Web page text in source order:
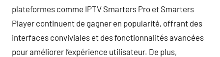
plateformes comme IPTV Smarters Pro et Smarters
Player continuent de gagner en popularité, offrant des
interfaces conviviales et des fonctionnalités avancées
pour améliorer l’expérience utilisateur. De plus,